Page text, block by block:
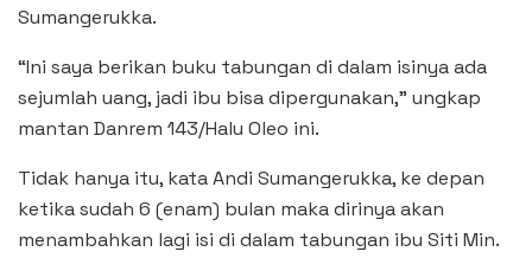
Sumangerukka.
“Ini saya berikan buku tabungan di dalam isinya ada
sejumlah uang, jadi ibu bisa dipergunakan,” ungkap
mantan Danrem 143/Halu Oleo ini.
Tidak hanya itu, kata Andi Sumangerukka, ke depan
ketika sudah 6 (enam) bulan maka dirinya akan
menambahkan lagi isi di dalam tabungan ibu Siti Min.